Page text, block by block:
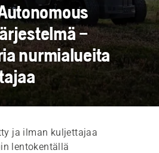
–
nurmialueita
ja ilman kuljettajaa
lentokentällä